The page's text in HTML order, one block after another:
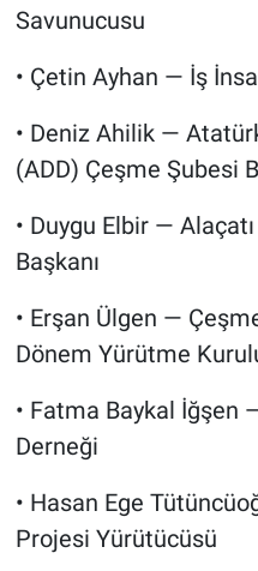
Savunucusu
• Çetin Ayhan — İş
• Deniz Ahilik —
(ADD) Çeşme Şubesi
• Duygu Elbir —
Başkanı
• Erşan Ülgen —
Dönem Yürütme
• Fatma Baykal İğşen
Derneği
• Hasan Ege
Projesi Yürütücüsü